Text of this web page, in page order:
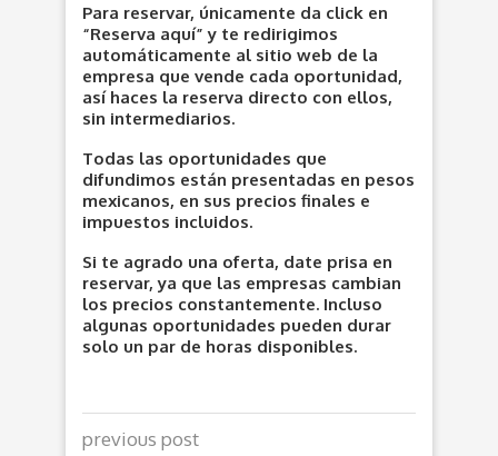
Para reservar, únicamente da click en
“Reserva aquí” y te redirigimos
automáticamente al sitio web de la
empresa que vende cada oportunidad,
así haces la reserva directo con ellos,
sin intermediarios.
Todas las oportunidades que
difundimos están presentadas en pesos
mexicanos, en sus precios finales e
impuestos incluidos.
Si te agrado una oferta, date prisa en
reservar, ya que las empresas cambian
los precios constantemente. Incluso
algunas oportunidades pueden durar
solo un par de horas disponibles.
previous post